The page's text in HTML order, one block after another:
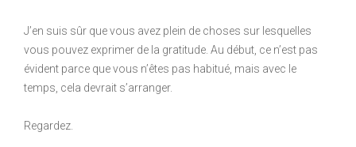
J’en suis sûr que vous avez plein de choses sur lesquelles
vous pouvez exprimer de la gratitude. Au début, ce n’est pas
évident parce que vous n’êtes pas habitué, mais avec le
temps, cela devrait s’arranger.
Regardez.